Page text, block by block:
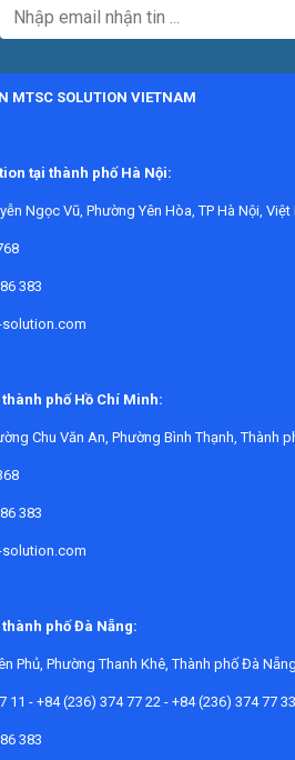
MTSC SOLUTION VIETNAM
tại thành phố Hà Nội:
Ngọc Vũ, Phường Yên Hòa, TP Hà Nội, Việt
383
solution.com
phố Hồ Chí Minh:
Chu Văn An, Phường Bình Thạnh, Thành
383
solution.com
phố Đà Nẵng:
Phủ, Phường Thanh Khê, Thành phố Đà
11 - +84 (236) 374 77 22 - +84 (236) 374 77 33
383